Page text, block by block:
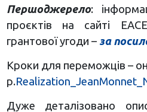
Першоджерело:
проєктів на сайті
грантової угоди – за
Кроки для переможців –
р.
Дуже деталізовано